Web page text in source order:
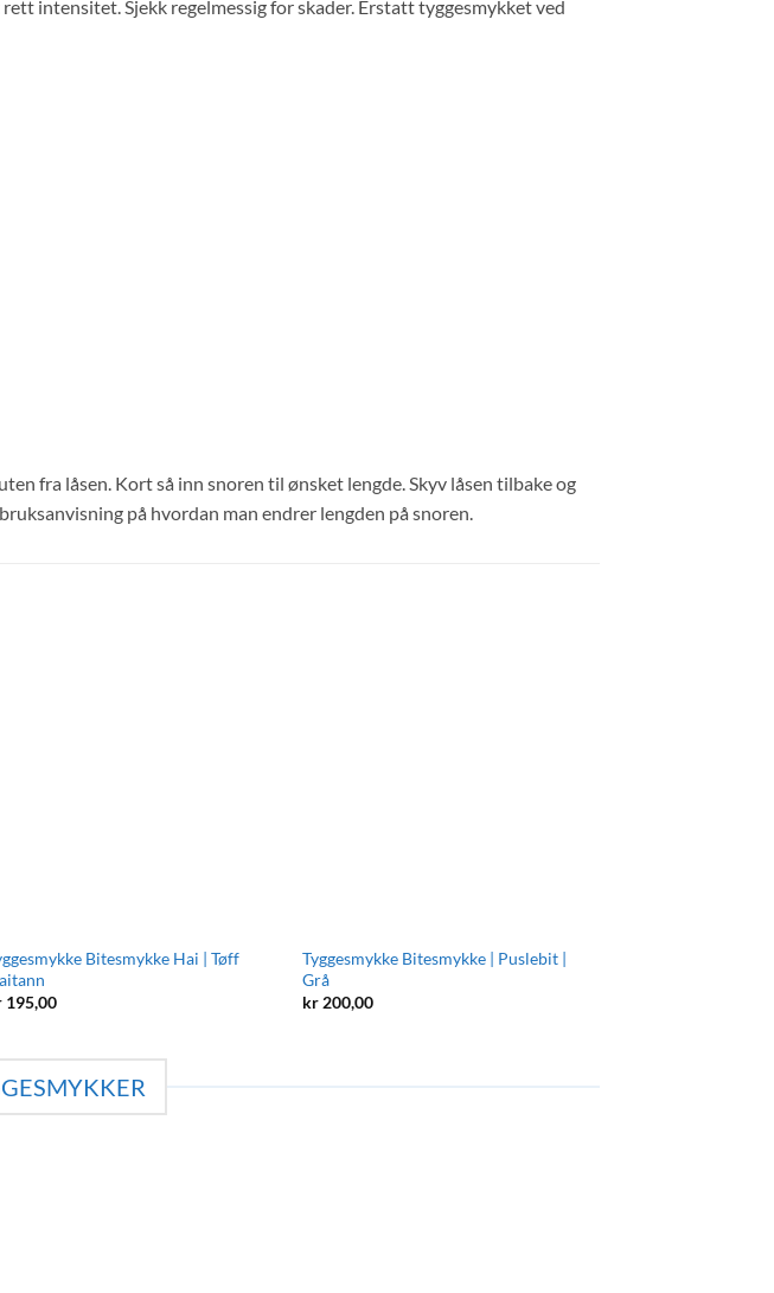
intensitet. Sjekk regelmessig for skader. Erstatt tyggesmykket ved
fra låsen. Kort så inn snoren til ønsket lengde. Skyv låsen tilbake og
på hvordan man endrer lengden på snoren.
Bitesmykke Hai | Tøff
195,00
Tyggesmykke Bitesmykke | Puslebit |
Grå
kr200,00